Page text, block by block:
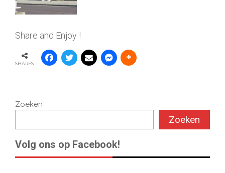
Share and Enjoy !
SHARES
Zoeken
Zoeken
Volg ons op Facebook!